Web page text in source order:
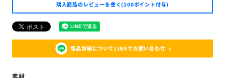
購入商品のレビューを書く(100ポイント付与)
商品詳細についてLINEでお問い合わせ